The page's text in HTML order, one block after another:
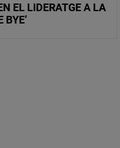
EL LIDERATGE A LA
BYE’